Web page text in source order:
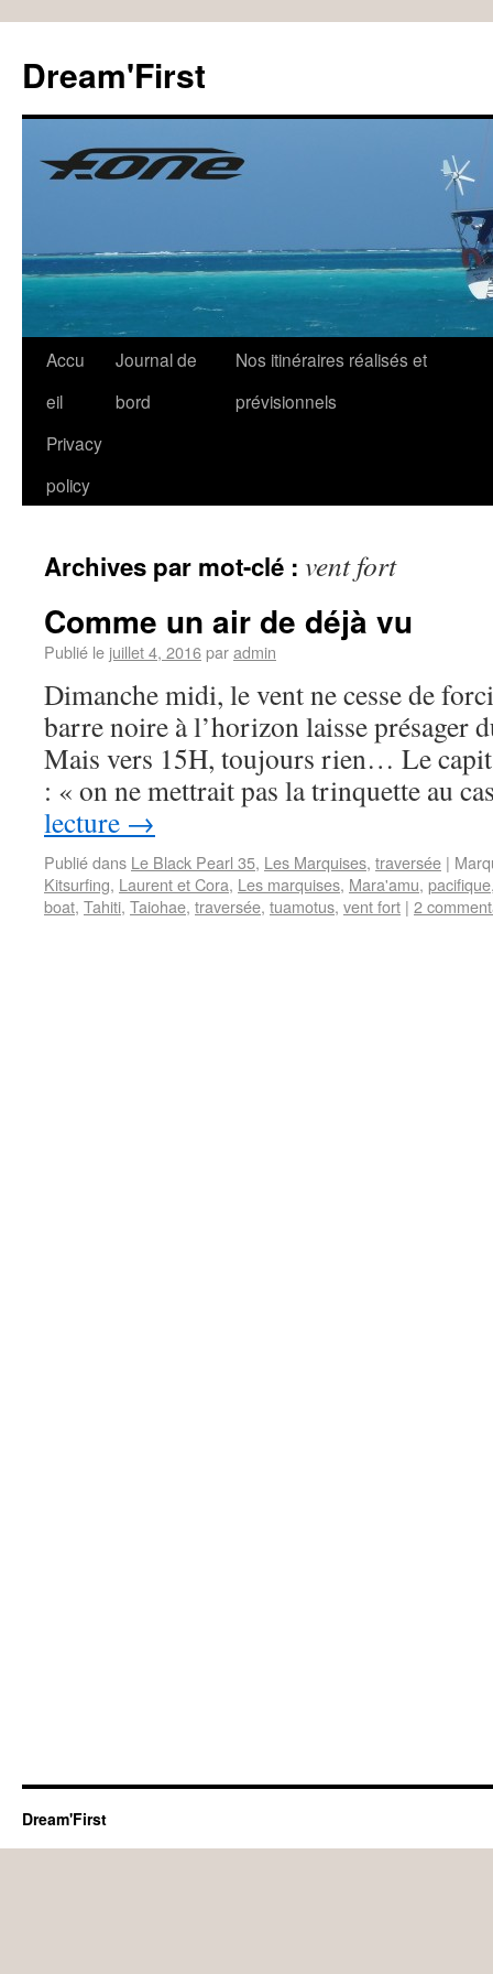
Dream'First
Accu
eil
Journal de
bord
Nos itinéraires réalisés et
prévisionnels
Privacy
policy
Archives par mot-clé : vent fort
Comme un air de déjà vu
Publié le juillet 4, 2016paradmin
Dimanche midi, le vent ne cesse de
barre noire à l’horizon laisse présager
Mais vers 15H, toujours rien… Le
: « on ne mettrait pas la trinquette au
lecture →
Publié dans Le Black Pearl 35, Les Marquises, traversée |
Kitsurfing, Laurent et Cora, Les marquises, Mara'amu, pacifique
boat, Tahiti, Taiohae, traversée, tuamotus, vent fort | 2
Dream'First